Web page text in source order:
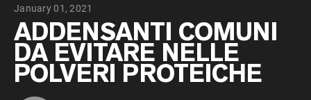
VEGAN PROTEIN Best Seller
Proteina di piselli
January 01, 2021
ADDENSANTI COMUNI
DA EVITARE NELLE
POLVERI PROTEICHE